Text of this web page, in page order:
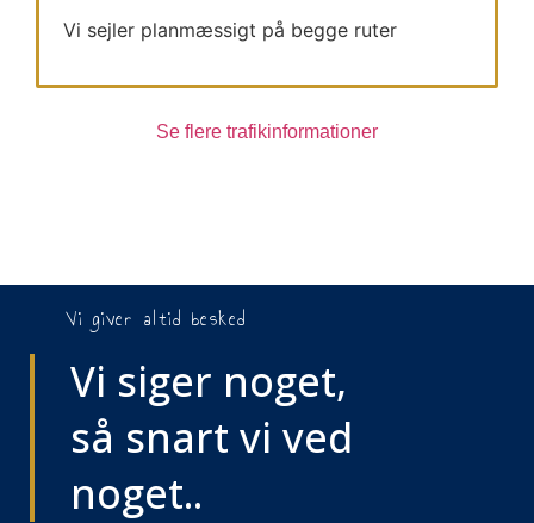
Vi sejler planmæssigt på begge ruter
Se flere trafikinformationer
Vi giver altid besked
Vi siger noget,
så snart vi ved
noget..